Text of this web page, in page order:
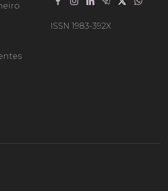
ISSN 1983-392X